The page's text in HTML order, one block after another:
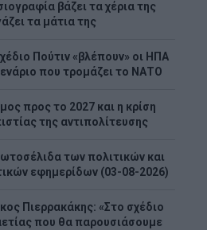
βάζει τα χέρια της
τα μάτια της
Πούτιν «βλέπουν» οι ΗΠΑ
που τρομάζει το ΝΑΤΟ
προς το 2027 και η κρίση
της αντιπολίτευσης
των πολιτικών και
εφημερίδων (03-08-2026)
Πιερρακάκης: «Στο σχέδιο
που θα παρουσιάσουμε